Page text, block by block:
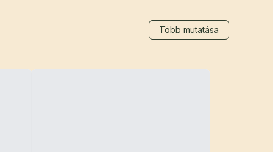
Több mutatása